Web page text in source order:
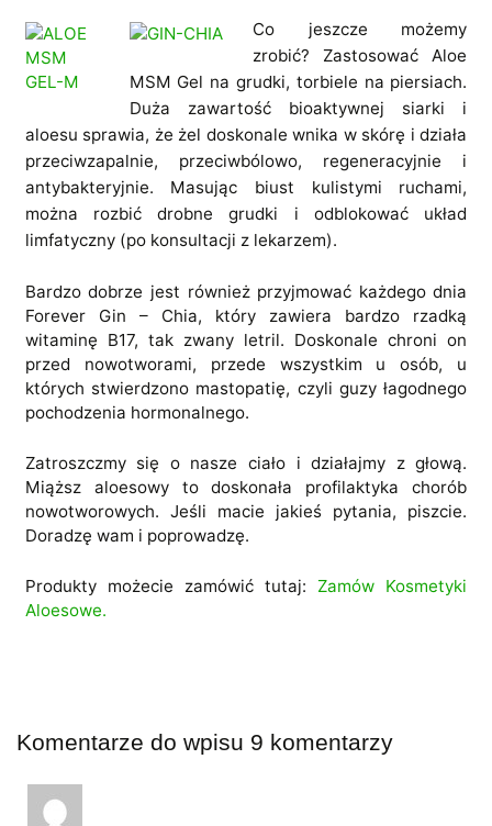
Co jeszcze możemy
zrobić? Zastosować Aloe
MSM Gel na grudki, torbiele na piersiach.
Duża zawartość bioaktywnej siarki i
aloesu sprawia, że żel doskonale wnika w skórę i działa
przeciwzapalnie, przeciwbólowo, regeneracyjnie i
antybakteryjnie. Masując biust kulistymi ruchami,
można rozbić drobne grudki i odblokować układ
limfatyczny (po konsultacji z lekarzem).
Bardzo dobrze jest również przyjmować każdego dnia
Forever Gin – Chia, który zawiera bardzo rzadką
witaminę B17, tak zwany letril. Doskonale chroni on
przed nowotworami, przede wszystkim u osób, u
których stwierdzono mastopatię, czyli guzy łagodnego
pochodzenia hormonalnego.
Zatroszczmy się o nasze ciało i działajmy z głową.
Miąższ aloesowy to doskonała profilaktyka chorób
nowotworowych. Jeśli macie jakieś pytania, piszcie.
Doradzę wam i poprowadzę.
Produkty możecie zamówić tutaj:Zamów Kosmetyki
Aloesowe.
Komentarze do wpisu 9 komentarzy